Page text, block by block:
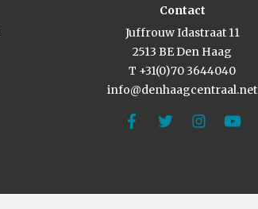
Contact
Juffrouw Idastraat 11
2513 BE Den Haag
T +31(0)70 3644040
info@denhaagcentraal.net